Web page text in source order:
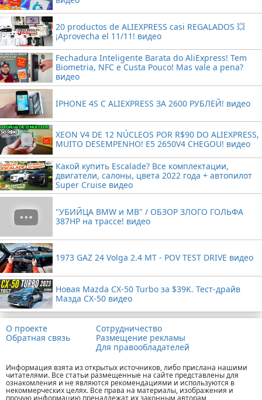
20 productos de ALIEXPRESS casi REGALADOS 💥
¡Aprovecha el 11/11! видео
Fechadura Inteligente Barata do AliExpress! Tem
Biometria, NFC e Custa Pouco! Mas vale a pena?
видео
IPHONE 4S С ALIEXPRESS ЗА 2600 РУБЛЕЙ! видео
XEON V4 DE 12 NÚCLEOS POR R$90 DO ALIEXPRESS,
MUITO DESEMPENHO! E5 2650V4 CHEGOU! видео
Какой купить Escalade? Все комплектации,
двигатели, салоны, цвета 2022 года + автопилот
Super Cruise видео
"УБИЙЦА BMW и MB" / ОБЗОР ЗЛОГО ГОЛЬФА
387HP на трассе! видео
1973 GAZ 24 Volga 2.4 MT - POV TEST DRIVE видео
Новая Mazda CX-50 Turbo за $39K. Тест-драйв
Мазда CX-50 видео
О проекте
Обратная связь
Сотрудничество
Размещение рекламы
Для правообладателей
Информация взята из открытых источников, либо прислана нашими
читателями. Все статьи размещенные на сайте представлены для
ознакомления и не являются рекомендациями и используются в
некоммерческих целях. Все права на материалы, изображения и